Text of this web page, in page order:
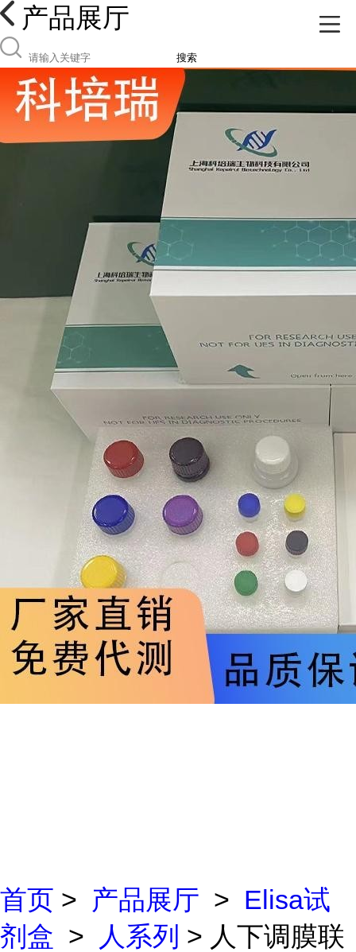
产品展厅
搜索
首页 > 产品展厅 > Elisa试
剂盒 > 人系列 > 人下调膜联